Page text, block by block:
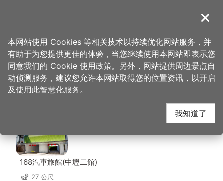
導覽
首页 > 想去的地方 > 住宿 > 怡香商务旅馆
怡香商务旅馆 周边住宿
168汽車旅館(中壢二館)
27 公尺
关闭
本网站使用 Cookies 等相关技术以持续优化网站服务，并
有助于为您提供更佳的体验，当您继续使用本网站即表示您
同意我们的 Cookie 使用政策。另外，网站提供周边景点自
动侦测服务，建议您允许本网站取得您的位置资讯，以开启
及使用此智慧化服务。
我知道了